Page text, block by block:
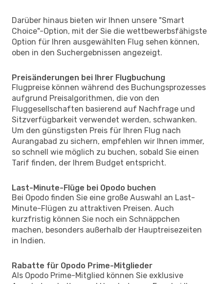
Darüber hinaus bieten wir Ihnen unsere "Smart
Choice"-Option, mit der Sie die wettbewerbsfähigste
Option für Ihren ausgewählten Flug sehen können,
oben in den Suchergebnissen angezeigt.
Preisänderungen bei Ihrer Flugbuchung
Flugpreise können während des Buchungsprozesses
aufgrund Preisalgorithmen, die von den
Fluggesellschaften basierend auf Nachfrage und
Sitzverfügbarkeit verwendet werden, schwanken.
Um den günstigsten Preis für Ihren Flug nach
Aurangabad zu sichern, empfehlen wir Ihnen immer,
so schnell wie möglich zu buchen, sobald Sie einen
Tarif finden, der Ihrem Budget entspricht.
Last-Minute-Flüge bei Opodo buchen
Bei Opodo finden Sie eine große Auswahl an Last-
Minute-Flügen zu attraktiven Preisen. Auch
kurzfristig können Sie noch ein Schnäppchen
machen, besonders außerhalb der Hauptreisezeiten
in Indien.
Rabatte für Opodo Prime-Mitglieder
Als Opodo Prime-Mitglied können Sie exklusive